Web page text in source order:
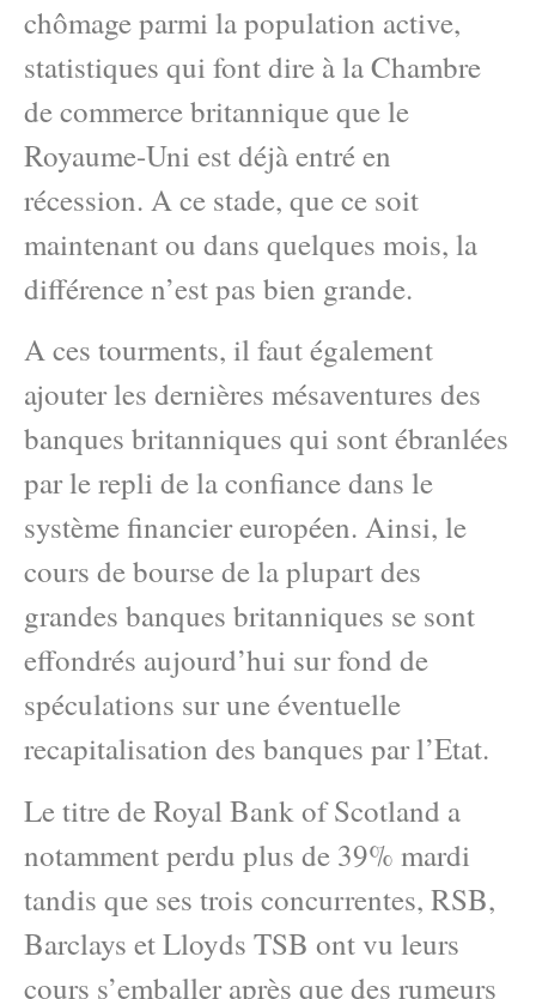
chômage parmi la population active,
statistiques qui font dire à la Chambre
de commerce britannique que le
Royaume-Uni est déjà entré en
récession. A ce stade, que ce soit
maintenant ou dans quelques mois, la
différence n’est pas bien grande.
A ces tourments, il faut également
ajouter les dernières mésaventures des
banques britanniques qui sont ébranlées
par le repli de la confiance dans le
système financier européen. Ainsi, le
cours de bourse de la plupart des
grandes banques britanniques se sont
effondrés aujourd’hui sur fond de
spéculations sur une éventuelle
recapitalisation des banques par l’Etat.
Le titre de Royal Bank of Scotland a
notamment perdu plus de 39% mardi
tandis que ses trois concurrentes, RSB,
Barclays et Lloyds TSB ont vu leurs
cours s’emballer après que des rumeurs